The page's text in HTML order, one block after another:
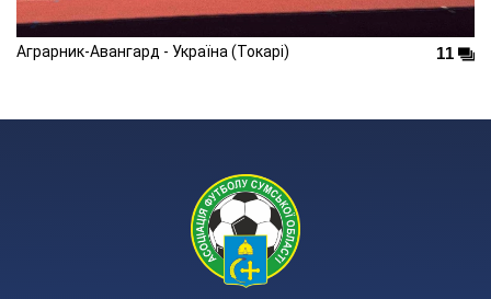
Аграрник-Авангард - Україна (Токарі) 11